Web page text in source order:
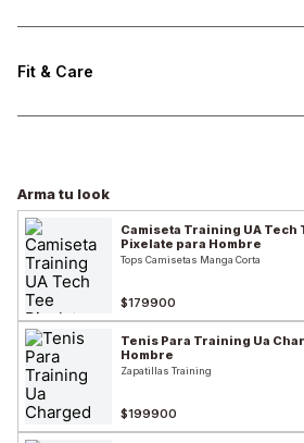
Fit & Care
Arma tu look
Camiseta Training UA Tech
Pixelate para Hombre
Tops Camisetas Manga Corta
$179900
Tenis Para Training Ua
Hombre
Zapatillas Training
$199900